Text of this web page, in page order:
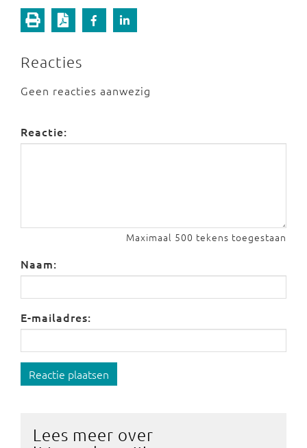
Reacties
Geen reacties aanwezig
Reactie:
Maximaal 500 tekens toegestaan
Naam:
E-mailadres:
Reactie plaatsen
Lees meer over